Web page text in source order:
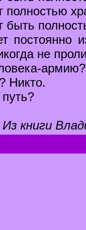
постоянно
не
Никто.
путь?
Из книги